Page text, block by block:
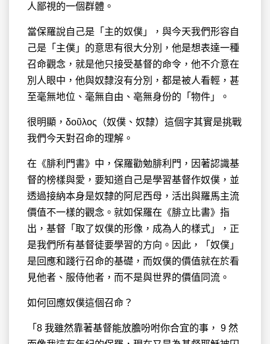
人鄙視的一個群體。
當保羅說自己是「主的奴僕」，與今天我們形容自
己是「主僕」的意思有很大分別，他是想表達一種
召命觀念，就是他只接受基督的命令，他不介意在
別人眼中，他與奴隸沒有分別，都是被人看輕，甚
至毫無地位、毫無自由、亳無身份的「物件」。
很明顯，δοῦλος（奴僕、奴隸）這個字其實是挑戰
我們今天對召命的理解。
在《腓利門書》中，保羅勸勉腓利門，因著認識基
督的榜樣與愛，要知道自己是學習基督作奴僕，並
透過接納本身是奴隸的阿尼西母，活出與羅馬主流
價值不一樣的觀念。就如保羅在《腓立比書》指
出，基督「取了奴僕的形像，成為人的樣式」，正
是我們所有基督徒要學習的方向。因此，「奴僕」
是回應和踐行召命的基礎，而奴僕的價值就在於看
見他者、服侍他者，而不是與世界的價值同流。
如何回應奴僕這個召命？
「8 我雖然靠著基督能放膽吩咐你合宜的事， 9 然